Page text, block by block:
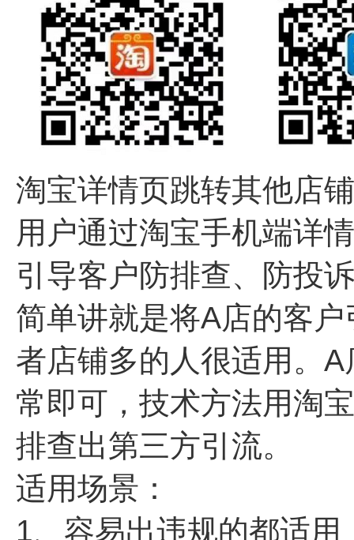
淘宝详情页跳转其他店
用户通过淘宝手机端详
引导客户防排查、防投
简单讲就是将A店的客
者店铺多的人很适用。
常即可，技术方法用淘
排查出第三方引流。
适用场景：
1、容易出违规的都适用